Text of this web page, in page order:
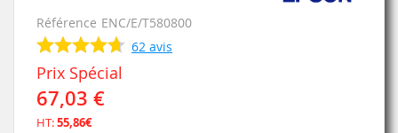
Référence ENC/E/T580800
62 avis
Prix Spécial
67,03 €
HT:55,86€